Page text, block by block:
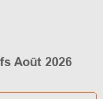
Août 2026